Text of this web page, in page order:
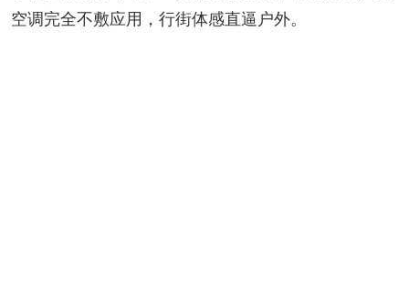
空调完全不敷应用，行街体感直逼户外。